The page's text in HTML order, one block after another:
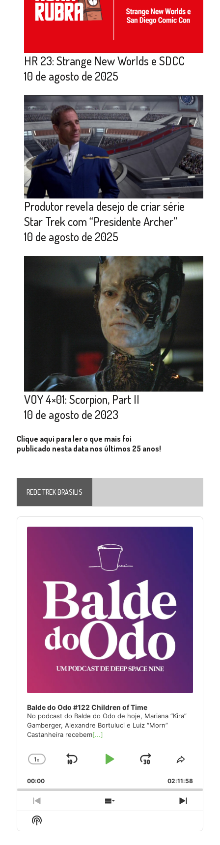
HR 23: Strange New Worlds e SDCC
10 de agosto de 2025
Produtor revela desejo de criar série
Star Trek com “Presidente Archer”
10 de agosto de 2025
VOY 4×01: Scorpion, Part II
10 de agosto de 2023
Clique aqui para ler o que mais foi
publicado nesta data nos últimos 25 anos!
REDE TREK BRASILIS
Audio
Player
Balde do Odo #122 Children of Time
No podcast do Balde do Odo de hoje, Mariana “Kira”
Gamberger, Alexandre Bortuluci e Luiz “Morn”
Castanheira recebem[...]
Change
Rate
1x
Skip
Play
Jump
Forward
Share
Episode
00:00 02:11:58
Previous
Episode
Show
Episodes
Next
Episode
Show
Podcast